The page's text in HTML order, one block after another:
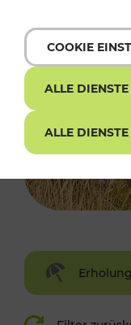
Erholung
COOKIE
ALLE
ALLE